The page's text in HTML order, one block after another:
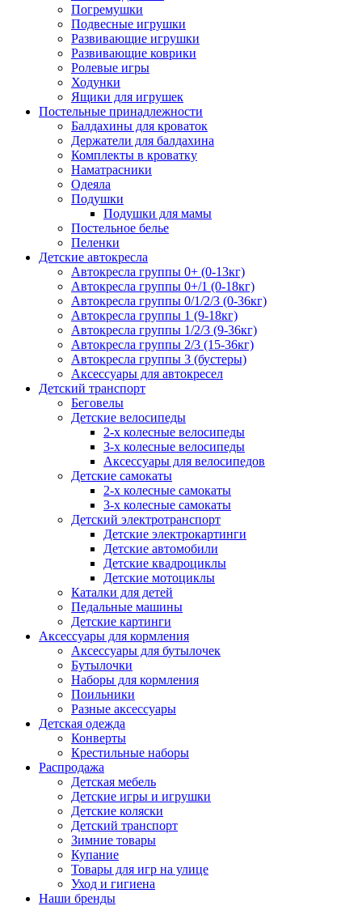
Погремушки
Подвесные игрушки
Развивающие игрушки
Развивающие коврики
Ролевые игры
Ходунки
Ящики для игрушек
Постельные принадлежности
Балдахины для кроваток
Держатели для балдахина
Комплекты в кроватку
Наматрасники
Одеяла
Подушки
Подушки для мамы
Постельное белье
Пеленки
Детские автокресла
Автокресла группы 0+ (0-13кг)
Автокресла группы 0+/1 (0-18кг)
Автокресла группы 0/1/2/3 (0-36кг)
Автокресла группы 1 (9-18кг)
Автокресла группы 1/2/3 (9-36кг)
Автокресла группы 2/3 (15-36кг)
Автокресла группы 3 (бустеры)
Аксессуары для автокресел
Детский транспорт
Беговелы
Детские велосипеды
2-х колесные велосипеды
3-х колесные велосипеды
Аксессуары для велосипедов
Детские самокаты
2-х колесные самокаты
3-х колесные самокаты
Детский электротранспорт
Детские электрокартинги
Детские автомобили
Детские квадроциклы
Детские мотоциклы
Каталки для детей
Педальные машины
Детские картинги
Аксессуары для кормления
Аксессуары для бутылочек
Бутылочки
Наборы для кормления
Поильники
Разные аксессуары
Детская одежда
Конверты
Крестильные наборы
Распродажа
Детская мебель
Детские игры и игрушки
Детские коляски
Детский транспорт
Зимние товары
Купание
Товары для игр на улице
Уход и гигиена
Наши бренды